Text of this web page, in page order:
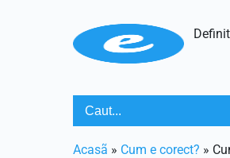
Acasã » Cum e corect? »